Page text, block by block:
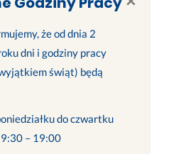
że od dnia 2
dni i godziny pracy
świąt) będą
do czwartku
9:30 – 19:00